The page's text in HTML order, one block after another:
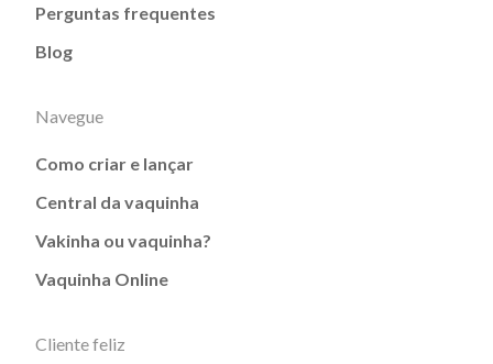
Perguntas frequentes
Blog
Navegue
Como criar e lançar
Central da vaquinha
Vakinha ou vaquinha?
Vaquinha Online
Cliente feliz